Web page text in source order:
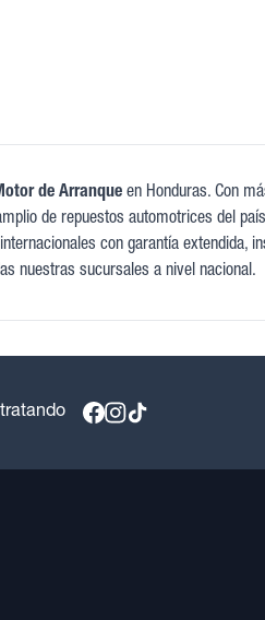
de Arranque en Honduras. Con
de repuestos automotrices del
con garantía extendida,
nuestras sucursales a nivel nacional.